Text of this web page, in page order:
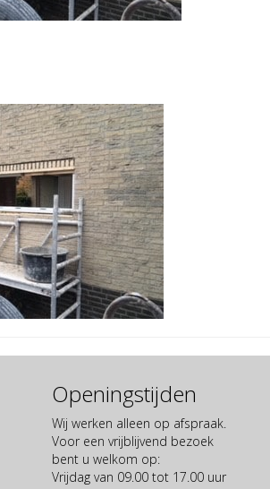
Openingstijden
Wij werken alleen op afspraak.
Voor een vrijblijvend bezoek
bent u welkom op:
Vrijdag van 09.00 tot 17.00 uur